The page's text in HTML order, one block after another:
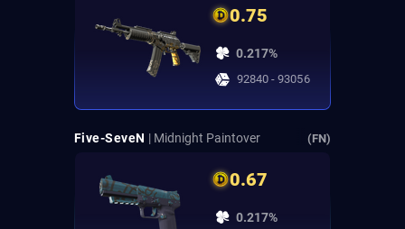
0.75
0.217%
92840 - 93056
Five-SeveN | Midnight Paintover (FN)
0.67
0.217%